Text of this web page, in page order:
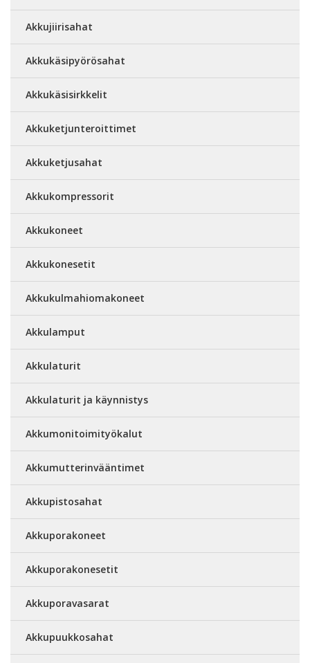
Akkujiirisahat
Akkukäsipyörösahat
Akkukäsisirkkelit
Akkuketjunteroittimet
Akkuketjusahat
Akkukompressorit
Akkukoneet
Akkukonesetit
Akkukulmahiomakoneet
Akkulamput
Akkulaturit
Akkulaturit ja käynnistys
Akkumonitoimityökalut
Akkumutterinvääntimet
Akkupistosahat
Akkuporakoneet
Akkuporakonesetit
Akkuporavasarat
Akkupuukkosahat